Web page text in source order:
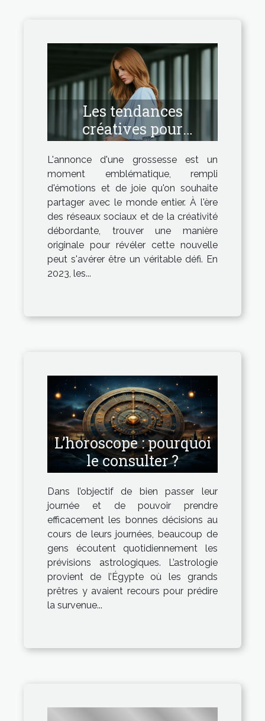
Les tendances
créatives pour
annoncer une
grossesse en 2023
L'annonce d'une grossesse est un
moment emblématique, rempli
d'émotions et de joie qu'on souhaite
partager avec le monde entier. À l'ère
des réseaux sociaux et de la créativité
débordante, trouver une manière
originale pour révéler cette nouvelle
peut s'avérer être un véritable défi. En
2023, les...
L’horoscope : pourquoi
le consulter ?
Dans l’objectif de bien passer leur
journée et de pouvoir prendre
efficacement les bonnes décisions au
cours de leurs journées, beaucoup de
gens écoutent quotidiennement les
prévisions astrologiques. L’astrologie
provient de l’Égypte où les grands
prêtres y avaient recours pour prédire
la survenue...